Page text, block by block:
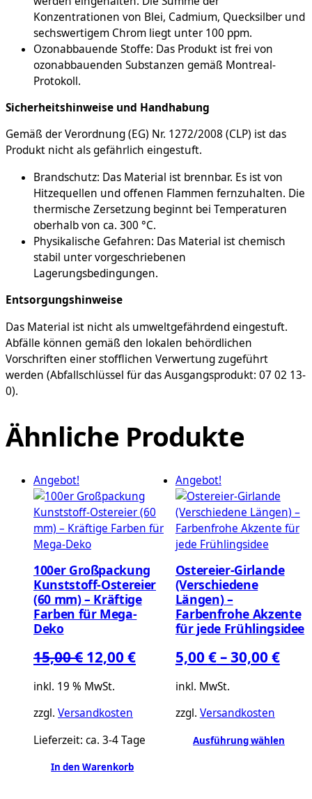
Konzentrationen von Blei, Cadmium, Quecksilber und
sechswertigem Chrom liegt unter 100 ppm.
Ozonabbauende Stoffe: Das Produkt ist frei von
ozonabbauenden Substanzen gemäß Montreal-
Protokoll.
Sicherheitshinweise und Handhabung
Gemäß der Verordnung (EG) Nr. 1272/2008 (CLP) ist das
Produkt nicht als gefährlich eingestuft.
Brandschutz: Das Material ist brennbar. Es ist von
Hitzequellen und offenen Flammen fernzuhalten. Die
thermische Zersetzung beginnt bei Temperaturen
oberhalb von ca. 300 °C.
Physikalische Gefahren: Das Material ist chemisch
stabil unter vorgeschriebenen
Lagerungsbedingungen.
Entsorgungshinweise
Das Material ist nicht als umweltgefährdend eingestuft.
Abfälle können gemäß den lokalen behördlichen
Vorschriften einer stofflichen Verwertung zugeführt
werden (Abfallschlüssel für das Ausgangsprodukt: 07 02 13-
0).
Ähnliche Produkte
Angebot!
100er Großpackung
Kunststoff-Ostereier
(60 mm) – Kräftige
Farben für Mega-
Deko
15,00€ Ursprünglicher
Preis
15,00 €
12,00€Aktueller
12,00 €.
inkl. 19 % MwSt.
zzgl. Versandkosten
Lieferzeit: ca. 3-4 Tage
In den Warenkorb
Angebot!
Ostereier-Girlande
(Verschiedene
Längen) –
Farbenfrohe Akzente
für jede Frühlingsidee
5,00€–30,00€
inkl. MwSt.
zzgl. Versandkosten
Ausführung wählen